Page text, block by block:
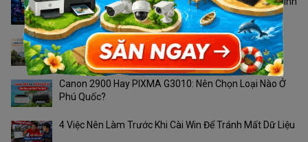
To Hơn Là Tốt Hơn
Camera Ngoài Trời Nào Phù Hợp Với Thời Tiết Phú
Quốc?
Canon 2900 Hay PIXMA G3010: Nên Chọn Loại Nào Ở
Phú Quốc?
4 Việc Nên Làm Trước Khi Cài Win Để Tránh Mất Dữ Liệu